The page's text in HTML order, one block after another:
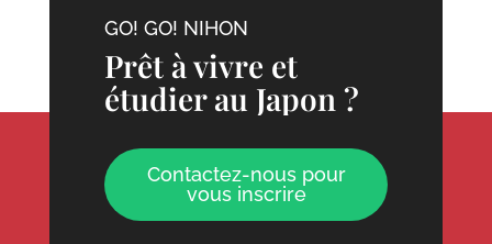
GO! GO! NIHON
Prêt à vivre et
étudier au Japon ?
Contactez-nous pour
vous inscrire